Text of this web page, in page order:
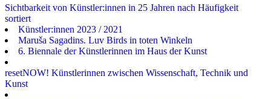
Sichtbarkeit von Künstler:innen in 25 Jahren nach Häufigkeit
sortiert
Künstler:innen 2023 / 2021
Maruša Sagadins. Luv Birds in toten Winkeln
6. Biennale der Künstlerinnen im Haus der Kunst
resetNOW! Künstlerinnen zwischen Wissenschaft, Technik und
Kunst